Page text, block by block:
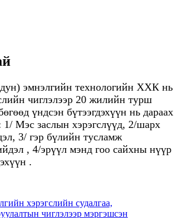
эмнэлгийн технологийн ХХК нь
чиглэлээр 20 жилийн турш
үндсэн бүтээгдэхүүн нь дараах
1/ Мэс заслын хэрэгслүүд, 2/шарх
3/ гэр бүлийн тусламж
, 4/эрүүл мэнд гоо сайхны нүүр
.